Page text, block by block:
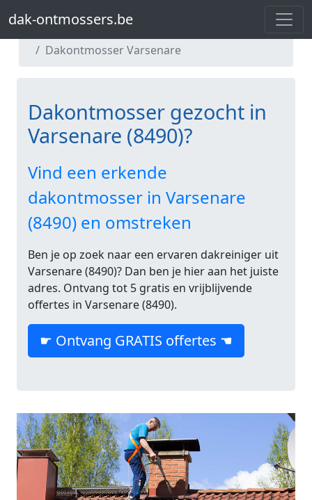
dak-ontmossers.be
dak-ontmossers.be
Dakontmosser Varsenare
Dakontmosser gezocht in
Varsenare (8490)?
Vind een erkende
dakontmosser in Varsenare
(8490) en omstreken
Ben je op zoek naar een ervaren dakreiniger uit
Varsenare (8490)? Dan ben je hier aan het juiste
adres. Ontvang tot 5 gratis en vrijblijvende
offertes in Varsenare (8490).
☛ Ontvang GRATIS offertes ☚